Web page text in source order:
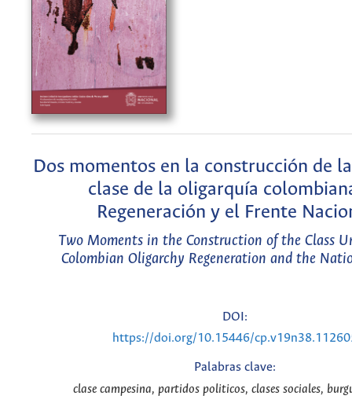
Dos momentos en la construcción de
clase de la oligarquía
Regeneración y el Frente
Two Moments in the Construction of the Class
Colombian Oligarchy Regeneration and the
DOI:
https://doi.org/10.15446/
Palabras clave:
clase campesina, partidos politicos, clases sociales,